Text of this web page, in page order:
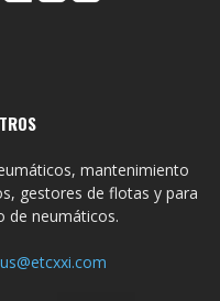
mantenimiento
gestores de flotas y para
de neumáticos.